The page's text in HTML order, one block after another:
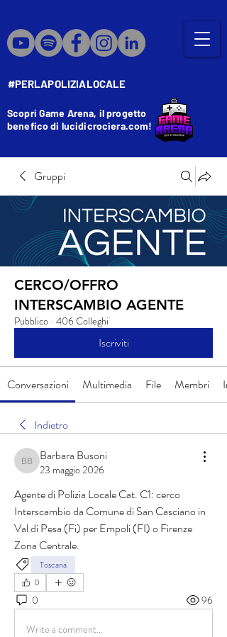
#PERLAPOLIZIALOCALE
Scopri Game Arena, il progetto
benefico di lucidicrociera.com!
Gruppi
CERCO/OFFRO
INTERSCAMBIO AGENTE
Pubblico · 406 Colleghi
Iscriviti
Conversazioni Multimedia File Membri
Indietro
Barbara Busoni
Barbara Busoni
23 maggio 2026
Agente di Polizia Locale Cat. C1: cerco
Interscambio da Comune di San Casciano in
Val di Pesa (Fi) per Empoli (FI) o Firenze
Zona Centrale.
Toscana
0
0 96
Write a comment...